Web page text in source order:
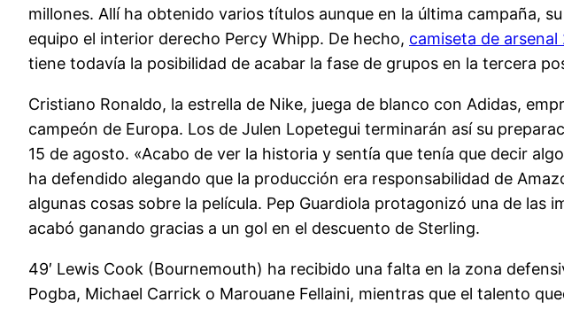
millones. Allí ha obtenido varios títulos aunque en la última campaña,
equipo el interior derecho Percy Whipp. De hecho, camiseta de arsenal
tiene todavía la posibilidad de acabar la fase de grupos en la tercera
Cristiano Ronaldo, la estrella de Nike, juega de blanco con Adidas,
campeón de Europa. Los de Julen Lopetegui terminarán así su
15 de agosto. «Acabo de ver la historia y sentía que tenía que decir
ha defendido alegando que la producción era responsabilidad de
algunas cosas sobre la película. Pep Guardiola protagonizó una de
acabó ganando gracias a un gol en el descuento de Sterling.
49′ Lewis Cook (Bournemouth) ha recibido una falta en la zona
Pogba, Michael Carrick o Marouane Fellaini, mientras que el talento